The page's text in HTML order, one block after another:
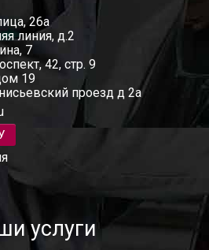
26а
линия, д.2
7
42, стр. 9
19
проезд д 2а
услуги